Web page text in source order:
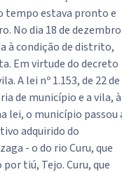
tempo estava pronto e
No dia 18 de dezembro
à condição de distrito,
Em virtude do decreto
A lei nº 1.153, de 22 de
de município e a vila, à
lei, o município passou
adquirido do
- o do rio Curu, que
tiú, Tejo. Curu, que